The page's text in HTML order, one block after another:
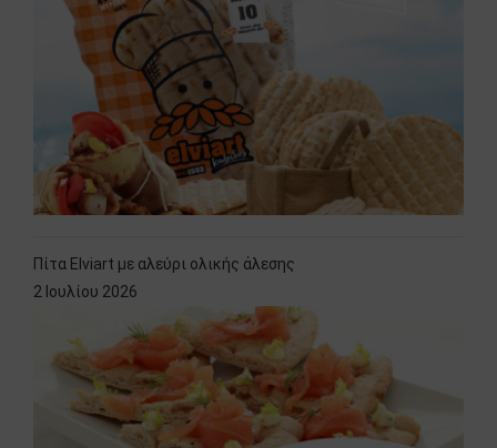
Πίτα Elviart με αλεύρι ολικής άλεσης
2 Ιουλίου 2026